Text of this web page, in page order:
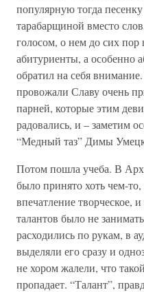
популярную тогда
тарабарщиной вместо
голосом, о нем до сих
абитуриенты, а особенно
обратил на себя
провожали Славу очень
парней, которые этим
радовались, и – заметим
“Медный таз” Димы
Потом пошла учеба. В
было принято хоть чем-
впечатление творческое,
талантов было не
расходились по рукам, в
выделяли его сразу и
не хором жалели, что
пропадает. “Талант”,